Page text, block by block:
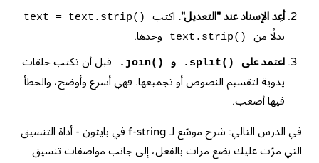
أعِد الإسناد عند "التعديل". اكتب text = text.strip()
بدلًا من text.strip()
وحدها.
اعتمد على
.split() و .join()
قبل أن تكتب حلقات
يدوية لتقسيم النصوص أو تجميعها. فهي أسرع وأوضح، والخطأ
فيها أصعب.
في الدرس التالي: شرح موسّع لـ f-string في بايثون - أداة التنسيق
التي مرّت عليك بضع مرات بالفعل، إلى جانب مواصفات تنسيق